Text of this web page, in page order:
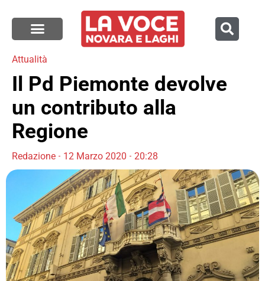
Attualità
Il Pd Piemonte devolve
un contributo alla
Regione
Redazione 12 Marzo 2020 20:28